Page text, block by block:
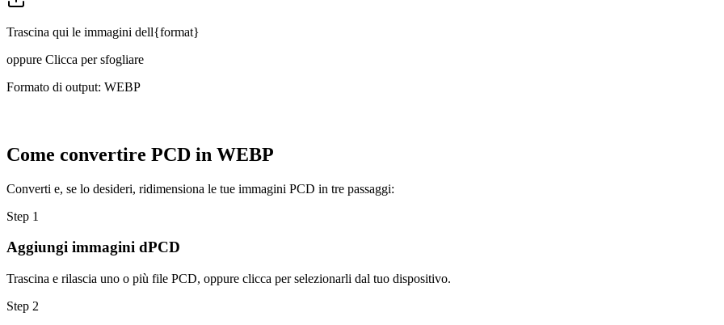
Trascina qui le immagini dell{format}
oppure Clicca per sfogliare
Formato di output: WEBP
Come convertire PCD in WEBP
Converti e, se lo desideri, ridimensiona le tue immagini PCD in tre passaggi:
Step 1
Aggiungi immagini dPCD
Trascina e rilascia uno o più file PCD, oppure clicca per selezionarli dal tuo dispositivo.
Step 2